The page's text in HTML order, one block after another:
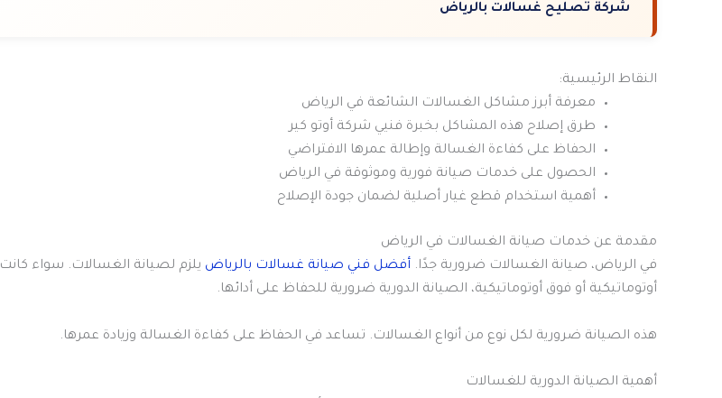
شركة تصليح غسالات بالرياض
النقاط الرئيسية:
معرفة أبرز مشاكل الغسالات الشائعة في الرياض
طرق إصلاح هذه المشاكل بخبرة فنيي شركة أوتو كير
الحفاظ على كفاءة الغسالة وإطالة عمرها الافتراضي
الحصول على خدمات صيانة فورية وموثوقة في الرياض
أهمية استخدام قطع غيار أصلية لضمان جودة الإصلاح
مقدمة عن خدمات صيانة الغسالات في الرياض
في الرياض، صيانة الغسالات ضرورية جدًا. أفضل فني صيانة غسالات بالرياض يلزم لصيانة الغسالات. سواء كانت
أوتوماتيكية أو فوق أوتوماتيكية، الصيانة الدورية ضرورية للحفاظ على أدائها.
هذه الصيانة ضرورية لكل نوع من أنواع الغسالات. تساعد في الحفاظ على كفاءة الغسالة وزيادة عمرها.
أهمية الصيانة الدورية للغسالات